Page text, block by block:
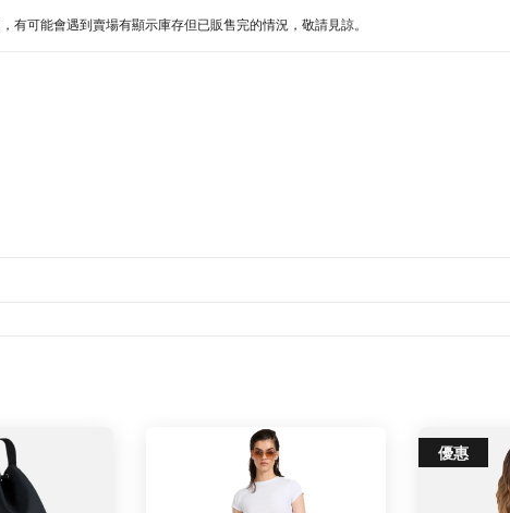
可能會遇到賣場有顯示庫存但已販售完的情況，敬請見諒。
優惠